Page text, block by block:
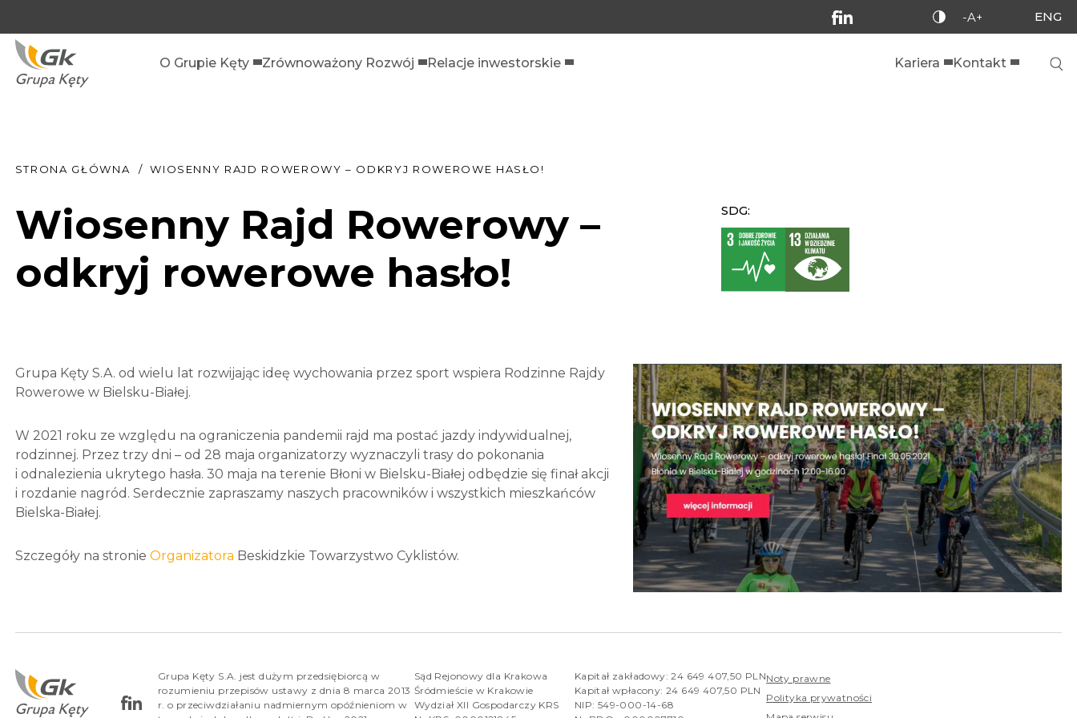
-A+ ENG
O Grupie Kęty Zrównoważony Rozwój Relacje inwestorskie Kariera Kontakt
STRONA GŁÓWNA WIOSENNY RAJD ROWEROWY – ODKRYJ ROWEROWE HASŁO!
Wiosenny Rajd Rowerowy –
odkryj rowerowe hasło!
SDG:
Grupa Kęty S.A. od wielu lat rozwijając ideę wychowania przez sport wspiera Rodzinne Rajdy
Rowerowe w Bielsku-Białej.
W 2021 roku ze względu na ograniczenia pandemii rajd ma postać jazdy indywidualnej,
rodzinnej. Przez trzy dni – od 28 maja organizatorzy wyznaczyli trasy do pokonania
i odnalezienia ukrytego hasła. 30 maja na terenie Błoni w Bielsku-Białej odbędzie się finał akcji
i rozdanie nagród. Serdecznie zapraszamy naszych pracowników i wszystkich mieszkańców
Bielska-Białej.
Szczegóły na stronie Organizatora Beskidzkie Towarzystwo Cyklistów.
Grupa Kęty S.A. jest dużym przedsiębiorcą w
rozumieniu przepisów ustawy z dnia 8 marca 2013
r. o przeciwdziałaniu nadmiernym opóźnieniom w
Sąd Rejonowy dla Krakowa
Śródmieście w Krakowie
Wydział XII Gospodarczy KRS
Kapitał zakładowy: 24 649 407,50 PLN
Kapitał wpłacony: 24 649 407,50 PLN
NIP: 549-000-14-68
Noty prawne
Polityka prywatności